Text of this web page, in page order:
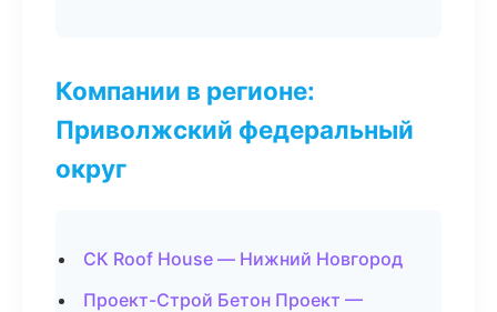
Компании в регионе:
Приволжский федеральный
округ
СК Roof House — Нижний Новгород
Проект-Строй Бетон Проект —